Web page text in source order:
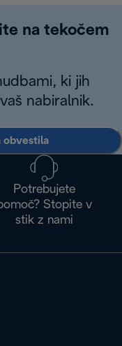
na tekočem
ki jih
nabiralnik.
obvestila
Potrebujete
Stopite v
stik z nami